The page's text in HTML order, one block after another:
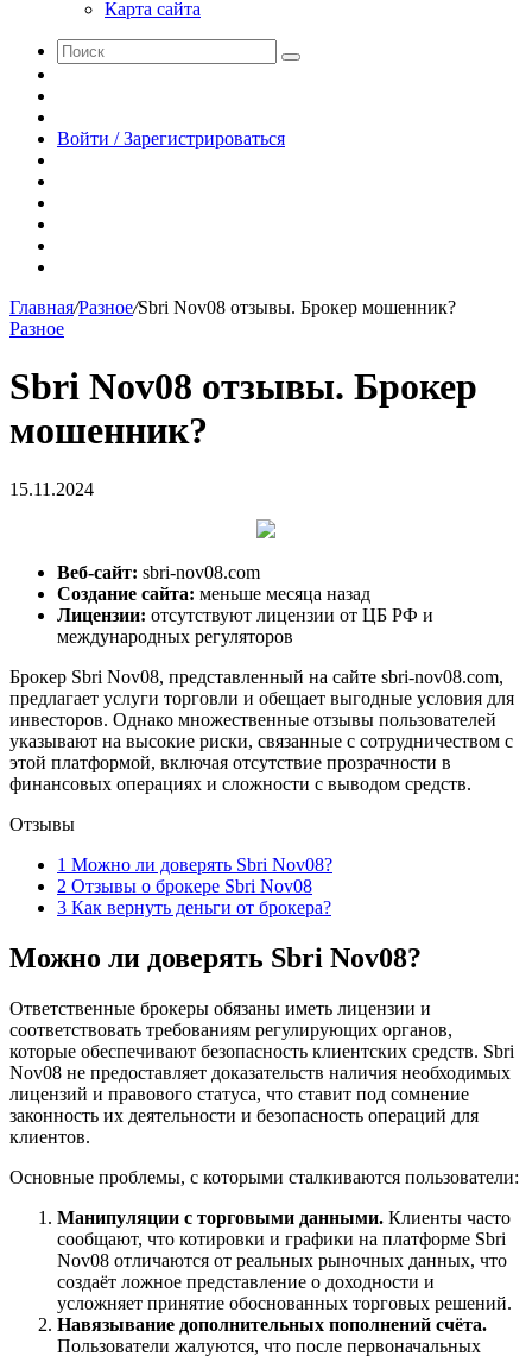
Карта сайта
Поиск
статья
Войти / Зарегистрироваться
Главная/Разное/Sbri Nov08 отзывы. Брокер мошенник?
Разное
Sbri Nov08 отзывы. Брокер
мошенник?
15.11.2024
Веб-сайт: sbri-nov08.com
Создание сайта: меньше месяца назад
Лицензии: отсутствуют лицензии от ЦБ РФ и
международных регуляторов
Брокер Sbri Nov08, представленный на сайте sbri-nov08.com,
предлагает услуги торговли и обещает выгодные условия для
инвесторов. Однако множественные отзывы пользователей
указывают на высокие риски, связанные с сотрудничеством с
этой платформой, включая отсутствие прозрачности в
финансовых операциях и сложности с выводом средств.
Отзывы
1 Можно ли доверять Sbri Nov08?
2 Отзывы о брокере Sbri Nov08
3 Как вернуть деньги от брокера?
Можно ли доверять Sbri Nov08?
Ответственные брокеры обязаны иметь лицензии и
соответствовать требованиям регулирующих органов,
которые обеспечивают безопасность клиентских средств. Sbri
Nov08 не предоставляет доказательств наличия необходимых
лицензий и правового статуса, что ставит под сомнение
законность их деятельности и безопасность операций для
клиентов.
Основные проблемы, с которыми сталкиваются пользователи:
Манипуляции с торговыми данными. Клиенты часто
сообщают, что котировки и графики на платформе Sbri
Nov08 отличаются от реальных рыночных данных, что
создаёт ложное представление о доходности и
усложняет принятие обоснованных торговых решений.
Навязывание дополнительных пополнений счёта.
Пользователи жалуются, что после первоначальных